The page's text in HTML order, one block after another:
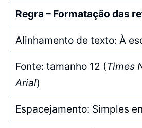
Regra – Formatação das
Alinhamento de texto: À
Fonte: tamanho 12 (Times
Arial)
Espacejamento: Simples